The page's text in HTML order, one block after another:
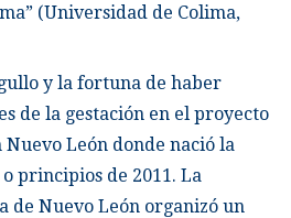
(Universidad de Colima,
y la fortuna de haber
de la gestación en el proyecto
Nuevo León donde nació la
principios de 2011. La
de Nuevo León organizó un